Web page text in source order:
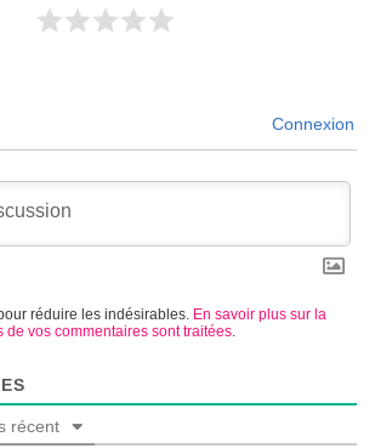
Connexion
réduire les indésirables. En savoir plus sur la
de vos commentaires sont traitées.
récent